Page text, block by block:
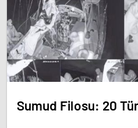
Sumud Filosu: 20